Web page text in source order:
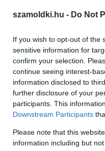
szamoldki.hu - Do Not
If you wish to opt-out of the
sensitive information for
confirm your selection.
continue seeing interest-
information disclosed to
further disclosure of your
participants. This
Downstream Participants
Please note that this
information including but
legelterjedtebb AI-
eszközök
AI-